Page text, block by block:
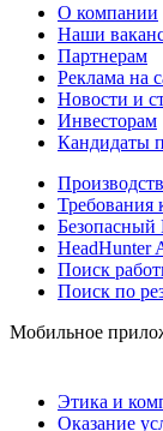
О компании
Наши
Партнерам
Реклама на
Новости и
Инвесторам
Кандидаты
Безопасный
HeadHunter
Поиск
Поиск по
Мобильное
Этика и
Оказание